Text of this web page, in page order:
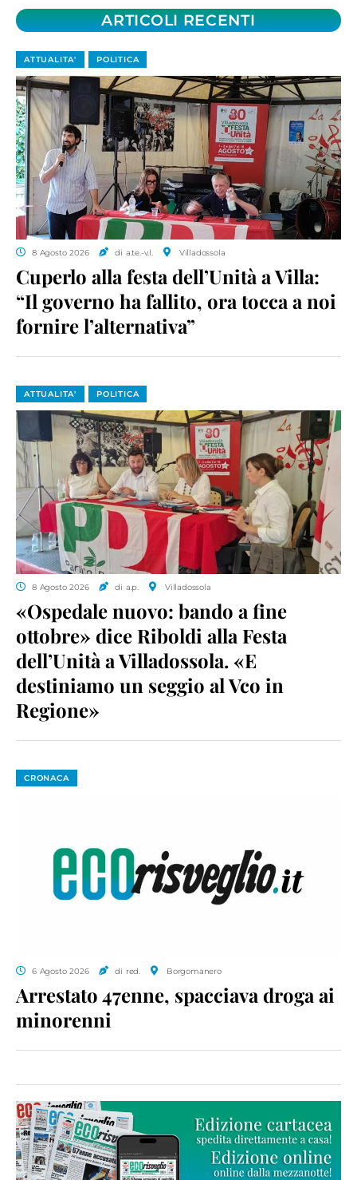
ARTICOLI RECENTI
ATTUALITA' POLITICA
8 Agosto 2026 di a.te.-v.l. Villadossola
Cuperlo alla festa dell’Unità a Villa:
“Il governo ha fallito, ora tocca a noi
fornire l’alternativa”
ATTUALITA' POLITICA
8 Agosto 2026 di a.p. Villadossola
«Ospedale nuovo: bando a fine
ottobre» dice Riboldi alla Festa
dell’Unità a Villadossola. «E
destiniamo un seggio al Vco in
Regione»
CRONACA
6 Agosto 2026 di red. Borgomanero
Arrestato 47enne, spacciava droga ai
minorenni